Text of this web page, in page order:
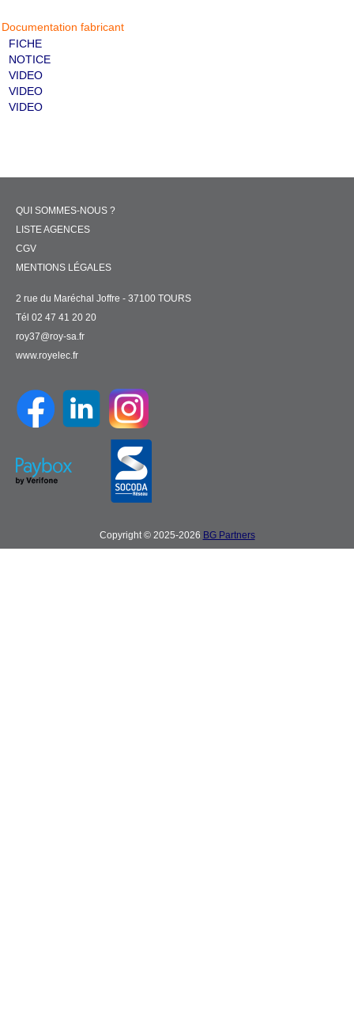
Documentation fabricant
FICHE
NOTICE
VIDEO
VIDEO
VIDEO
QUI SOMMES-NOUS ?
LISTE AGENCES
CGV
MENTIONS LÉGALES
2 rue du Maréchal Joffre - 37100 TOURS
Tél 02 47 41 20 20
roy37@roy-sa.fr
www.royelec.fr
Copyright © 2025-2026 BG Partners